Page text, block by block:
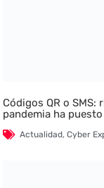
Códigos QR o
pandemia ha
Actualidad,Cyber